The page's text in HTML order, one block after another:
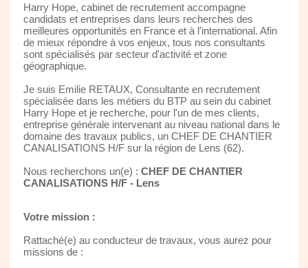
Harry Hope, cabinet de recrutement accompagne
candidats et entreprises dans leurs recherches des
meilleures opportunités en France et à l'international. Afin
de mieux répondre à vos enjeux, tous nos consultants
sont spécialisés par secteur d'activité et zone
géographique.
Je suis Emilie RETAUX, Consultante en recrutement
spécialisée dans les métiers du BTP au sein du cabinet
Harry Hope et je recherche, pour l'un de mes clients,
entreprise générale intervenant au niveau national dans le
domaine des travaux publics, un CHEF DE CHANTIER
CANALISATIONS H/F sur la région de Lens (62).
Nous recherchons un(e) : CHEF DE CHANTIER
CANALISATIONS H/F - Lens
Votre mission :
Rattaché(e) au conducteur de travaux, vous aurez pour
missions de :